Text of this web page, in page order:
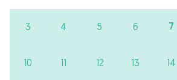
3 4 5 6 7
10 11 12 13 14